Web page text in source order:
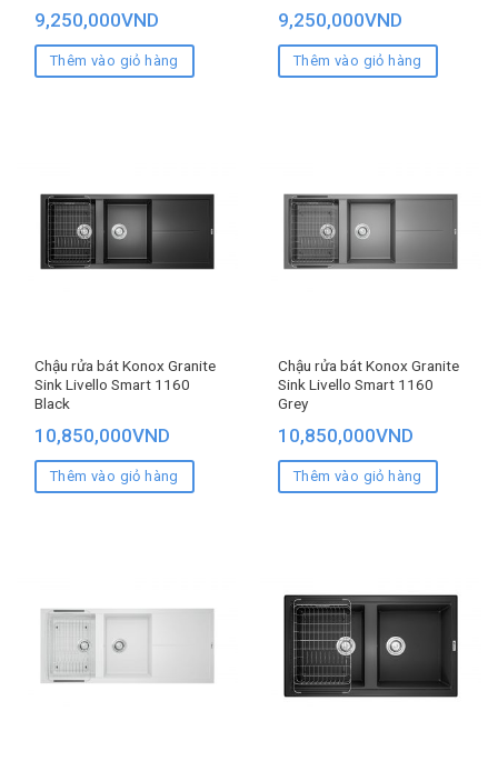
9,250,000VND
Thêm vào giỏ hàng
9,250,000VND
Thêm vào giỏ hàng
Chậu rửa bát Konox Granite
Sink Livello Smart 1160
Black
10,850,000VND
Thêm vào giỏ hàng
Chậu rửa bát Konox Granite
Sink Livello Smart 1160
Grey
10,850,000VND
Thêm vào giỏ hàng